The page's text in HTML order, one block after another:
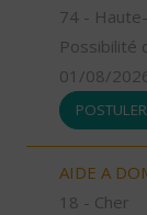
74 -
Possibilité
01/08/
POSTULER
AIDE A
18 - Cher